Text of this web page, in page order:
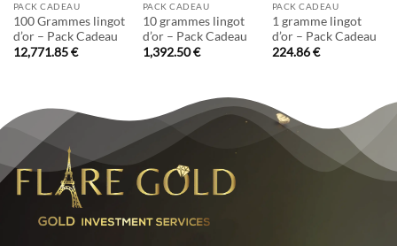
PACK CADEAU
100 Grammes lingot
d’or – Pack Cadeau
12,771.85€
PACK CADEAU
10 grammes lingot
d’or – Pack Cadeau
1,392.50€
PACK CADEAU
1 gramme lingot
d’or – Pack Cadeau
224.86€